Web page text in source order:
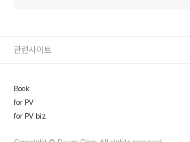
Book
for PV
for PV biz
관련사이트